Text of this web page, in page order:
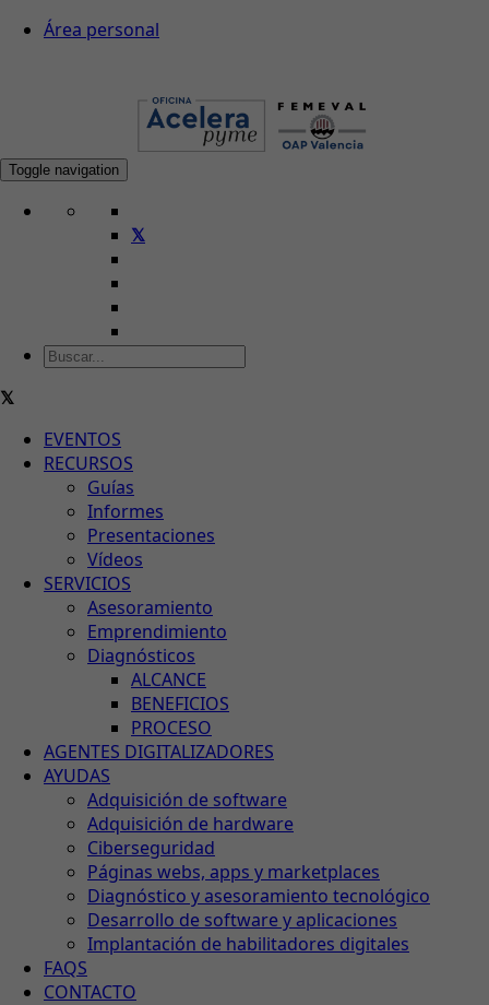
Área personal
Toggle navigation
EVENTOS
RECURSOS
Guías
Informes
Presentaciones
Vídeos
SERVICIOS
Asesoramiento
Emprendimiento
Diagnósticos
ALCANCE
BENEFICIOS
PROCESO
AGENTES DIGITALIZADORES
AYUDAS
Adquisición de software
Adquisición de hardware
Ciberseguridad
Páginas webs, apps y marketplaces
Diagnóstico y asesoramiento tecnológico
Desarrollo de software y aplicaciones
Implantación de habilitadores digitales
FAQS
CONTACTO